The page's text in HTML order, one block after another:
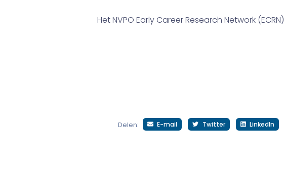
Het NVPO Early Career Research Network (ECRN)
Delen: E-mail Twitter LinkedIn